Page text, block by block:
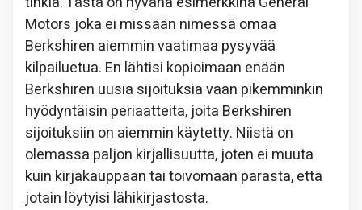
Motors joka ei missään nimessä omaa
Berkshiren aiemmin vaatimaa pysyvää
kilpailuetua. En lähtisi kopioimaan enään
Berkshiren uusia sijoituksia vaan pikemminkin
hyödyntäisin periaatteita, joita Berkshiren
sijoituksiin on aiemmin käytetty. Niistä on
olemassa paljon kirjallisuutta, joten ei muuta
kuin kirjakauppaan tai toivomaan parasta, että
jotain löytyisi lähikirjastosta.